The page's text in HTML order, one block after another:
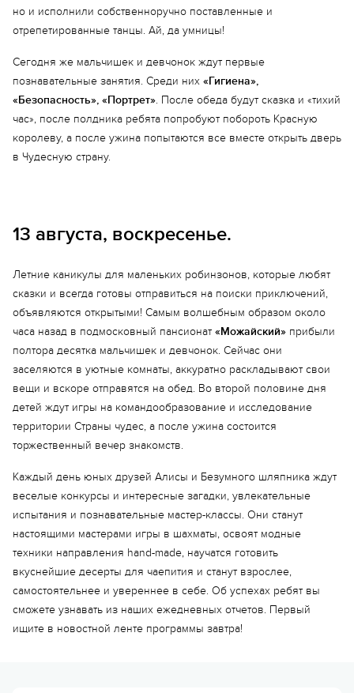
но и исполнили собственноручно поставленные и
отрепетированные танцы. Ай, да умницы!
Сегодня же мальчишек и девчонок ждут первые
познавательные занятия. Среди них «Гигиена»,
«Безопасность», «Портрет». После обеда будут сказка и «тихий
час», после полдника ребята попробуют побороть Красную
королеву, а после ужина попытаются все вместе открыть дверь
в Чудесную страну.
13 августа, воскресенье.
Летние каникулы для маленьких робинзонов, которые любят
сказки и всегда готовы отправиться на поиски приключений,
объявляются открытыми! Самым волшебным образом около
часа назад в подмосковный пансионат«Можайский» прибыли
полтора десятка мальчишек и девчонок. Сейчас они
заселяются в уютные комнаты, аккуратно раскладывают свои
вещи и вскоре отправятся на обед. Во второй половине дня
детей ждут игры на командообразование и исследование
территории Страны чудес, а после ужина состоится
торжественный вечер знакомств.
Каждый день юных друзей Алисы и Безумного шляпника ждут
веселые конкурсы и интересные загадки, увлекательные
испытания и познавательные мастер-классы. Они станут
настоящими мастерами игры в шахматы, освоят модные
техники направления hand-made, научатся готовить
вкуснейшие десерты для чаепития и станут взрослее,
самостоятельнее и увереннее в себе. Об успехах ребят вы
сможете узнавать из наших ежедневных отчетов. Первый
ищите в новостной ленте программы завтра!